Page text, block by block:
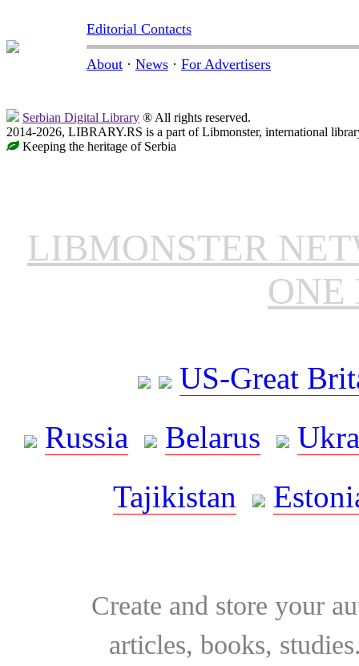
Editorial Contacts
About · News · For Advertisers
Serbian Digital Library ® All rights reserved.
2014-2026, LIBRARY.RS is a part of Libmonster, international
Keeping the heritage of Serbia
LIBMONSTER
ONE
US-Great
Russia
Belarus
Tajikistan
Create and store your
articles, books,